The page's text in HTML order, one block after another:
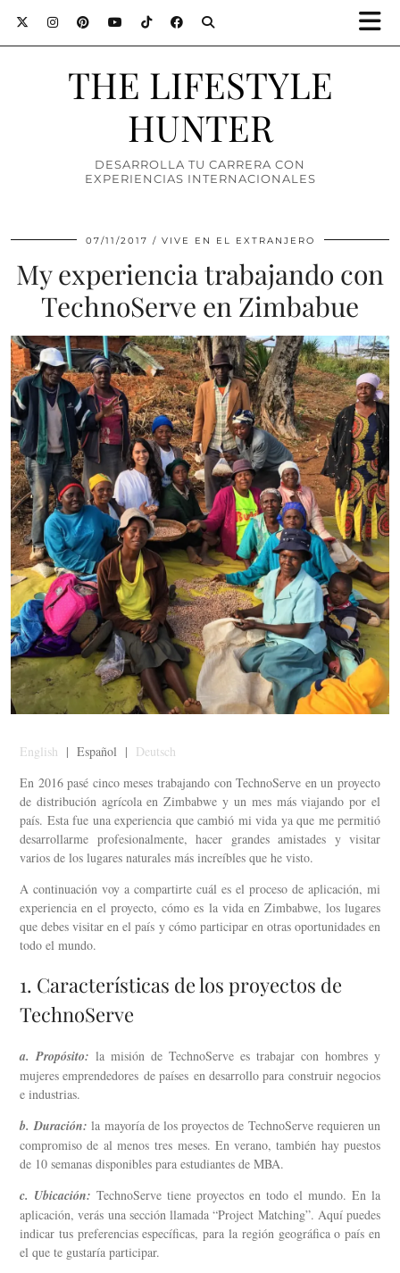
THE LIFESTYLE
HUNTER
DESARROLLA TU CARRERA CON
EXPERIENCIAS INTERNACIONALES
07/11/2017 VIVE EN EL EXTRANJERO
My experiencia trabajando con
TechnoServe en Zimbabue
English | Español | Deutsch
En 2016 pasé cinco meses trabajando con TechnoServe en un proyecto
de distribución agrícola en Zimbabwe y un mes más viajando por el
país. Esta fue una experiencia que cambió mi vida ya que me permitió
desarrollarme profesionalmente, hacer grandes amistades y visitar
varios de los lugares naturales más increíbles que he visto.
A continuación voy a compartirte cuál es el proceso de aplicación, mi
experiencia en el proyecto, cómo es la vida en Zimbabwe, los lugares
que debes visitar en el país y cómo participar en otras oportunidades en
todo el mundo.
1. Características de los proyectos de
TechnoServe
a. Propósito: la misión de TechnoServe es trabajar con hombres y
mujeres emprendedores de países en desarrollo para construir negocios
e industrias.
b. Duración: la mayoría de los proyectos de TechnoServe requieren un
compromiso de al menos tres meses. En verano, también hay puestos
de 10 semanas disponibles para estudiantes de MBA.
c. Ubicación: TechnoServe tiene proyectos en todo el mundo. En la
aplicación, verás una sección llamada “Project Matching”. Aquí puedes
indicar tus preferencias específicas, para la región geográfica o país en
el que te gustaría participar.